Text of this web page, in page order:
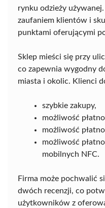
rynku odzieży
zaufaniem klientów i
punktami oferującymi
Sklep mieści się przy
co zapewnia wygodny
miasta i okolic. Klienci
szybkie zakupy,
możliwość
możliwość
możliwość
mobilnych NFC.
Firma może pochwalić
dwóch recenzji, co
użytkowników z